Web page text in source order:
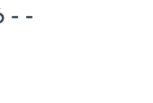
- -